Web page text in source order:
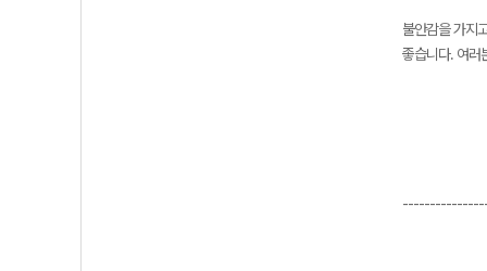
불안감을 가지
좋습니다. 여러